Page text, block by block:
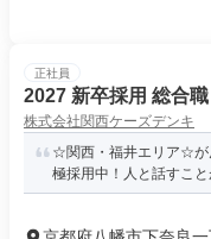
正社員
2027 新卒採用 総合職
株式会社関西ケーズデンキ
☆関西・福井エリア☆が
極採用中！人と話すこ